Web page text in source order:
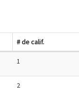
# de calif.
1
2